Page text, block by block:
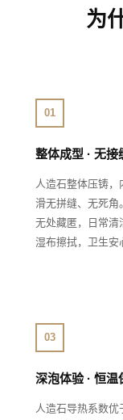
为
01
整体成型 · 无接
人造石整体压铸，
滑无拼缝、无死角
无处藏匿，日常清
湿布擦拭，卫生安
03
深泡体验 · 恒温
人造石导热系数优